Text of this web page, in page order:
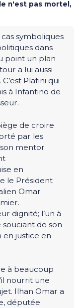
n'est pas mortel,
symboliques
dans
point un plan
a lui aussi
Platini qui
à Infantino de
de croire
par les
mentor
en
le Président
Omar
dignité; l’un à
souciant de son
en justice en
à beaucoup
nourrit une
Ilhan Omar a
députée